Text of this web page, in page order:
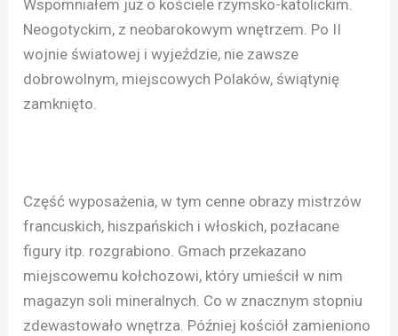
Wspomniałem już o kościele rzymsko-katolickim.
Neogotyckim, z neobarokowym wnętrzem. Po II
wojnie światowej i wyjeździe, nie zawsze
dobrowolnym, miejscowych Polaków, świątynię
zamknięto.
Część wyposażenia, w tym cenne obrazy mistrzów
francuskich, hiszpańskich i włoskich, pozłacane
figury itp. rozgrabiono. Gmach przekazano
miejscowemu kołchozowi, który umieścił w nim
magazyn soli mineralnych. Co w znacznym stopniu
zdewastowało wnętrza. Później kościół zamieniono